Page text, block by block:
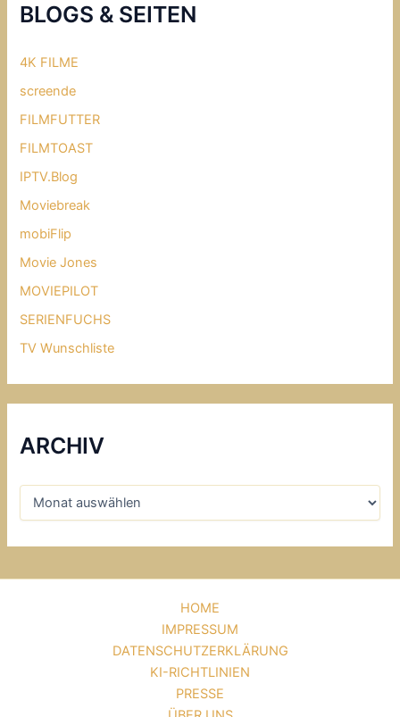
BLOGS & SEITEN
4K FILME
screende
FILMFUTTER
FILMTOAST
IPTV.Blog
Moviebreak
mobiFlip
Movie Jones
MOVIEPILOT
SERIENFUCHS
TV Wunschliste
ARCHIV
HOME
IMPRESSUM
DATENSCHUTZERKLÄRUNG
KI-RICHTLINIEN
PRESSE